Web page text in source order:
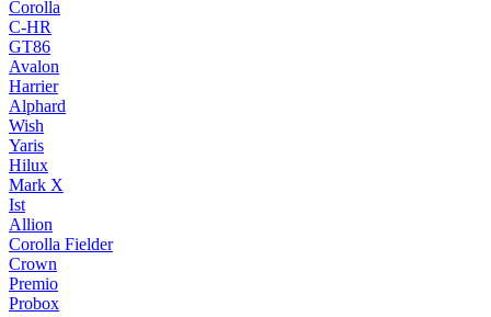
Corolla
C-HR
GT86
Avalon
Harrier
Alphard
Wish
Yaris
Hilux
Mark X
Ist
Allion
Corolla Fielder
Crown
Premio
Probox